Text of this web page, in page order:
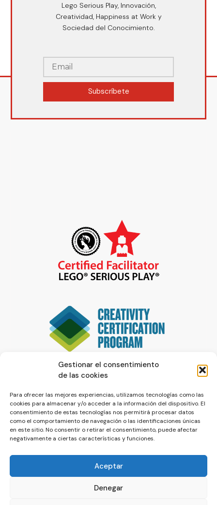
Gestionar el consentimiento
de las cookies
Para ofrecer las mejores experiencias, utilizamos tecnologías como las
cookies para almacenar y/o acceder a la información del dispositivo. El
consentimiento de estas tecnologías nos permitirá procesar datos
como el comportamiento de navegación o las identificaciones únicas
en este sitio. No consentir o retirar el consentimiento, puede afectar
negativamente a ciertas características y funciones.
Aceptar
Denegar
Lego Serious Play, Innovación,
Creatividad, Happiness at Work y
Sociedad del Conocimiento.
Subscríbete